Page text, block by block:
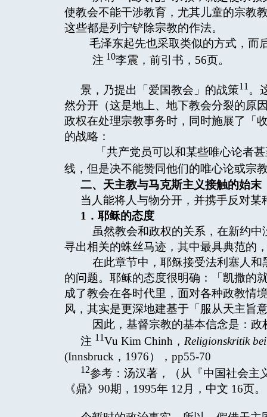
使教会不能干涉教育，尤其儿童的宗
这些都是列宁铲除宗教的作法。
毛泽东起先也采取类似的方式，而
注 10李震，前引书，56页。
景，乃提出「爱国教会」的战策11 。
然分开（这是地上、地下教会分裂的原
政权在处理宗教事务时，同时施展了「
的战略：
「共产党员可以和某些唯心论者甚
线，但是决不能赞同他们的唯心论或宗
二、天主教与马克斯主义接触的始末
当人能将人与物分开，并携手反对
1 ．耶稣的态度
虽然教会和政权的关系，在新约中
寻出相关的蛛丝马迹，其中最具典范的
在此章节中，耶稣接受法利塞人和
的问题。耶稣的态度很明确：「凯撒的
成了教会在各时代里，面对各种政教情
风，其实是更深地建基于「服从天主旨
因此，基督宗教的基本信念是：政
注 11Vu Kim Chinh， Religionskritik
(Innsbruck，1976），pp55-70
12参考：汤汉著，（从『中国社会主
《鼎》90期，1995年 12月，中文 16页。